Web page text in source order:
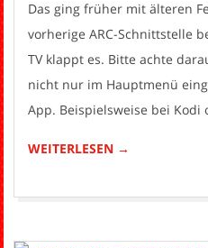
Das ging früher mit älteren
vorherige ARC-Schnittstelle
TV klappt es. Bitte achte
nicht nur im Hauptmenü
App. Beispielsweise bei Kodi
WEITERLESEN →